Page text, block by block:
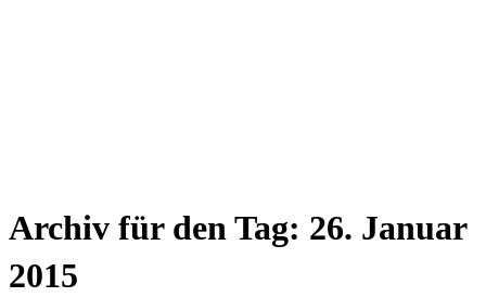
Archiv für den Tag: 26. Januar
2015